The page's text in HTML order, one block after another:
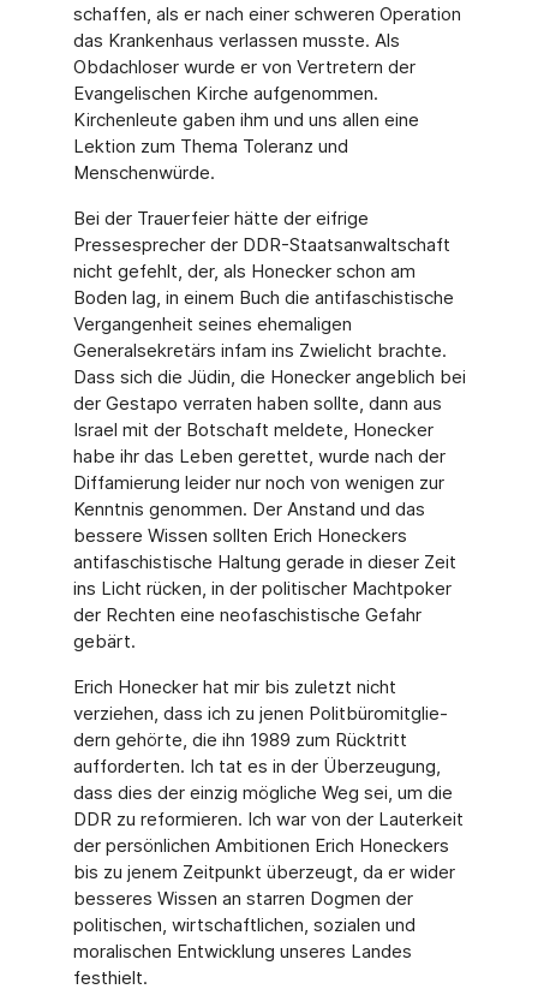
schaffen, als er nach einer schweren Operation
das Krankenhaus verlassen musste. Als
Obdachloser wurde er von Vertretern der
Evan­gelischen Kirche aufgenommen.
Kirchenleute gaben ihm und uns allen eine
Lektion zum Thema Toleranz und
Menschenwürde.
Bei der Trauerfeier hätte der eifrige
Pressesprecher der DDR-Staatsanwaltschaft
nicht gefehlt, der, als Honecker schon am
Boden lag, in einem Buch die antifaschistische
Ver­gangenheit seines ehemaligen
Generalsekretärs infam ins Zwielicht brachte.
Dass sich die Jüdin, die Honecker angeblich bei
der Gestapo verraten haben sollte, dann aus
Israel mit der Botschaft meldete, Honecker
habe ihr das Leben gerettet, wurde nach der
Diffamie­rung leider nur noch von wenigen zur
Kenntnis genommen. Der Anstand und das
bessere Wissen sollten Erich Honeckers
antifaschistische Haltung gerade in dieser Zeit
ins Licht rücken, in der politischer Machtpoker
der Rechten eine neofaschistische Gefahr
gebärt.
Erich Honecker hat mir bis zuletzt nicht
verziehen, dass ich zu jenen Politbüromitglie­
dern gehörte, die ihn 1989 zum Rücktritt
aufforderten. Ich tat es in der Überzeugung,
dass dies der einzig mögliche Weg sei, um die
DDR zu reformieren. Ich war von der Lau­terkeit
der persönlichen Ambitionen Erich Honeckers
bis zu jenem Zeitpunkt überzeugt, da er wider
besseres Wissen an starren Dogmen der
politischen, wirtschaftlichen, sozialen und
moralischen Entwicklung unseres Landes
festhielt.